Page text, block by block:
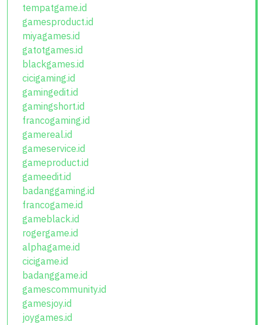
tempatgame.id
gamesproduct.id
miyagames.id
gatotgames.id
blackgames.id
cicigaming.id
gamingedit.id
gamingshort.id
francogaming.id
gamereal.id
gameservice.id
gameproduct.id
gameedit.id
badanggaming.id
francogame.id
gameblack.id
rogergame.id
alphagame.id
cicigame.id
badanggame.id
gamescommunity.id
gamesjoy.id
joygames.id